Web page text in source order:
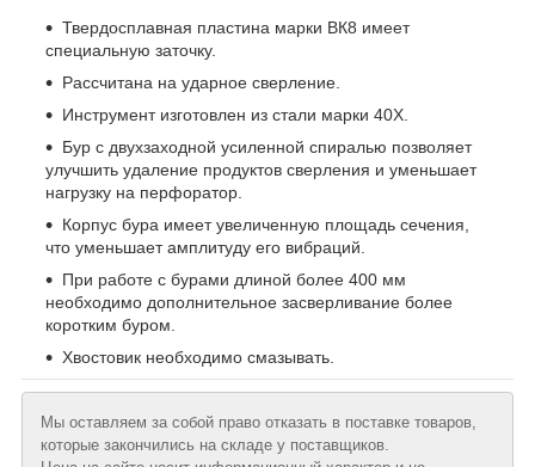
Твердосплавная пластина марки ВК8 имеет
специальную заточку.
Рассчитана на ударное сверление.
Инструмент изготовлен из стали марки 40Х.
Бур с двухзаходной усиленной спиралью позволяет
улучшить удаление продуктов сверления и уменьшает
нагрузку на перфоратор.
Корпус бура имеет увеличенную площадь сечения,
что уменьшает амплитуду его вибраций.
При работе с бурами длиной более 400 мм
необходимо дополнительное засверливание более
коротким буром.
Хвостовик необходимо смазывать.
Мы оставляем за собой право отказать в поставке товаров,
которые закончились на складе у поставщиков.